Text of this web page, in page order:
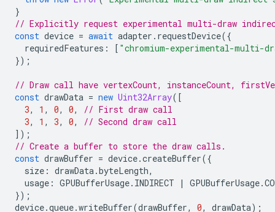
}
// Explicitly request experimental multi-draw
const device = await adapter . requestDevice({
requiredFeatures : [ "chromium-experimental-multi-
});
// Draw call have vertexCount, instanceCount,
const drawData = new Uint32Array([
3, 1 , 0, 0,
// First draw call
3, 1 , 3, 0,
// Second draw call
]);
// Create a buffer to store the draw calls.
const drawBuffer = device.createBuffer({
size : drawData.byteLength,
usage : GPUBufferUsage. INDIRECT | GPUBufferUsage.
});
device.queue.writeBuffer(drawBuffer, 0, drawData);